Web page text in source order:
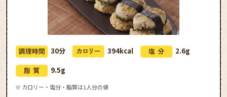
30分 394kcal
2.6g
9.5g
※ カロリー・塩分・脂質は1人分の値